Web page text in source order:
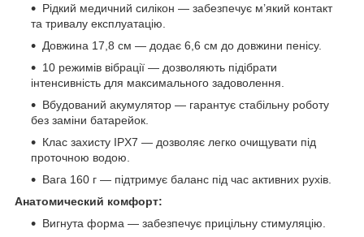
Рідкий медичний силікон — забезпечує м’який контакт
та тривалу експлуатацію.
Довжина 17,8 см — додає 6,6 см до довжини пенісу.
10 режимів вібрації — дозволяють підібрати
інтенсивність для максимального задоволення.
Вбудований акумулятор — гарантує стабільну роботу
без заміни батарейок.
Клас захисту IPX7 — дозволяє легко очищувати під
проточною водою.
Вага 160 г — підтримує баланс під час активних рухів.
Анатомический комфорт:
Вигнута форма — забезпечує прицільну стимуляцію.